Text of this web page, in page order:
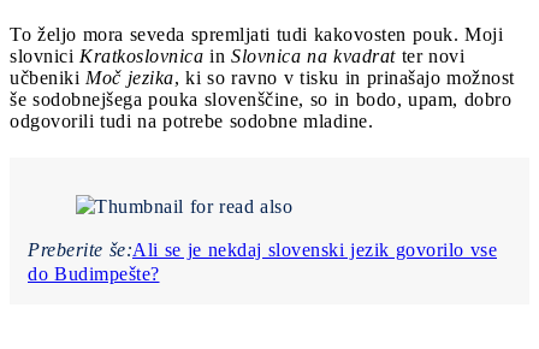
To željo mora seveda spremljati tudi kakovosten pouk. Moji
slovnici Kratkoslovnica in Slovnica na kvadratter novi
učbeniki Moč jezika, ki so ravno v tisku in prinašajo možnost
še sodobnejšega pouka slovenščine, so in bodo, upam, dobro
odgovorili tudi na potrebe sodobne mladine.
Preberite še:Ali se je nekdaj slovenski jezik govorilo vse
do Budimpešte?